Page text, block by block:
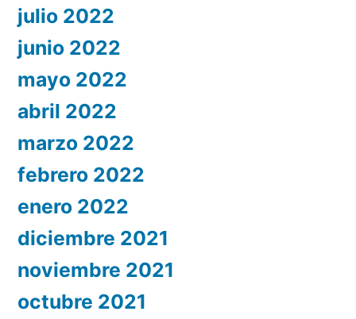
julio 2022
junio 2022
mayo 2022
abril 2022
marzo 2022
febrero 2022
enero 2022
diciembre 2021
noviembre 2021
octubre 2021